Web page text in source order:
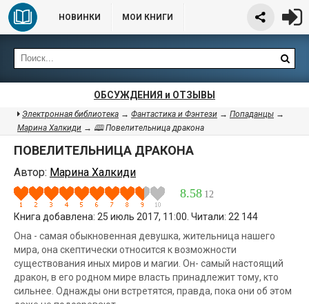
НОВИНКИ МОИ КНИГИ
ОБСУЖДЕНИЯ и ОТЗЫВЫ
Электронная библиотека → Фантастика и Фэнтези → Попаданцы →
Марина Халкиди → 🕮 Повелительница дракона
ПОВЕЛИТЕЛЬНИЦА ДРАКОНА
Автор: Марина Халкиди
8.58 12
Книга добавлена: 25 июль 2017, 11:00. Читали: 22 144
Она - самая обыкновенная девушка, жительница нашего
мира, она скептически относится к возможности
существования иных миров и магии. Он- самый настоящий
дракон, в его родном мире власть принадлежит тому, кто
сильнее. Однажды они встретятся, правда, пока они об этом